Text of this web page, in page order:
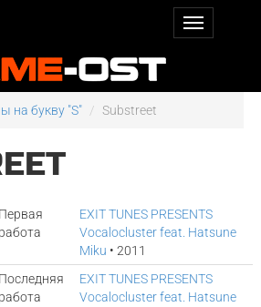
на букву "S" Substreet
Первая
работа
EXIT TUNES PRESENTS
Vocalocluster feat. Hatsune
Miku • 2011
Последняя
работа
EXIT TUNES PRESENTS
Vocalocluster feat. Hatsune